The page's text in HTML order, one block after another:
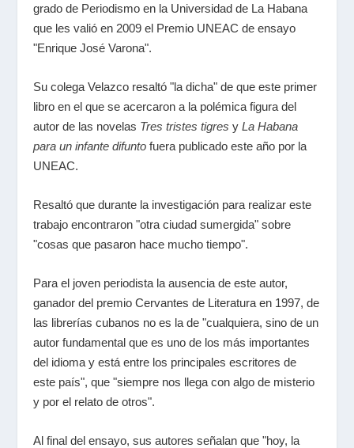
grado de Periodismo en la Universidad de La Habana
que les valió en 2009 el Premio UNEAC de ensayo
"Enrique José Varona".
Su colega Velazco resaltó "la dicha" de que este primer
libro en el que se acercaron a la polémica figura del
autor de las novelas Tres tristes tigres yLa Habana
para un infante difunto fuera publicado este año por la
UNEAC.
Resaltó que durante la investigación para realizar este
trabajo encontraron "otra ciudad sumergida" sobre
"cosas que pasaron hace mucho tiempo".
Para el joven periodista la ausencia de este autor,
ganador del premio Cervantes de Literatura en 1997, de
las librerías cubanos no es la de "cualquiera, sino de un
autor fundamental que es uno de los más importantes
del idioma y está entre los principales escritores de
este país", que "siempre nos llega con algo de misterio
y por el relato de otros".
Al final del ensayo, sus autores señalan que "hoy, la